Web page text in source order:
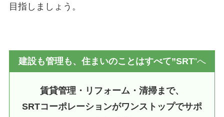
目指しましょう。
建設も管理も、住まいのことはすべて”SRT”へ
賃貸管理・リフォーム・清掃まで、
SRTコーポレーションがワンストップでサポ